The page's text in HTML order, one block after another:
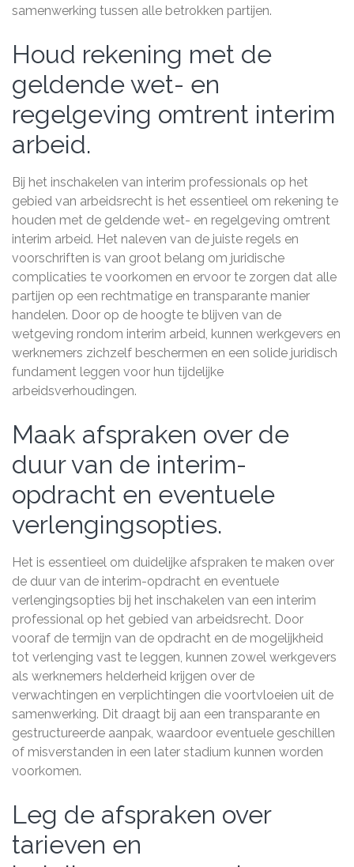
samenwerking tussen alle betrokken partijen.
Houd rekening met de
geldende wet- en
regelgeving omtrent interim
arbeid.
Bij het inschakelen van interim professionals op het
gebied van arbeidsrecht is het essentieel om rekening te
houden met de geldende wet- en regelgeving omtrent
interim arbeid. Het naleven van de juiste regels en
voorschriften is van groot belang om juridische
complicaties te voorkomen en ervoor te zorgen dat alle
partijen op een rechtmatige en transparante manier
handelen. Door op de hoogte te blijven van de
wetgeving rondom interim arbeid, kunnen werkgevers en
werknemers zichzelf beschermen en een solide juridisch
fundament leggen voor hun tijdelijke
arbeidsverhoudingen.
Maak afspraken over de
duur van de interim-
opdracht en eventuele
verlengingsopties.
Het is essentieel om duidelijke afspraken te maken over
de duur van de interim-opdracht en eventuele
verlengingsopties bij het inschakelen van een interim
professional op het gebied van arbeidsrecht. Door
vooraf de termijn van de opdracht en de mogelijkheid
tot verlenging vast te leggen, kunnen zowel werkgevers
als werknemers helderheid krijgen over de
verwachtingen en verplichtingen die voortvloeien uit de
samenwerking. Dit draagt bij aan een transparante en
gestructureerde aanpak, waardoor eventuele geschillen
of misverstanden in een later stadium kunnen worden
voorkomen.
Leg de afspraken over
tarieven en